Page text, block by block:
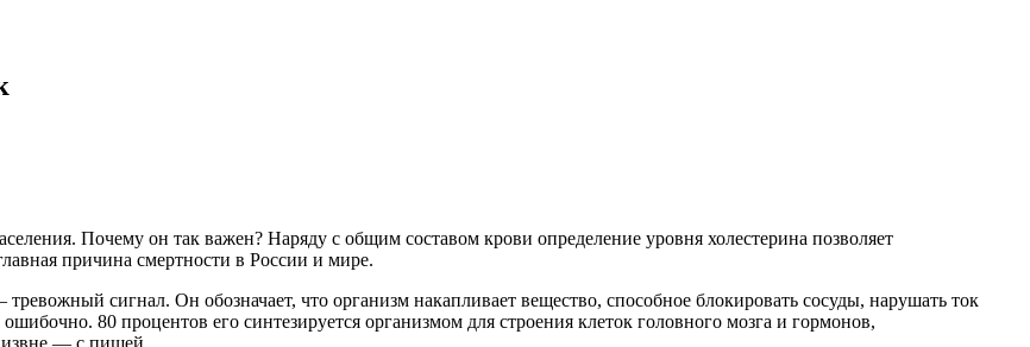
Почему он так важен? Наряду с общим составом крови определение уровня холестерина позволяет
причина смертности в России и мире.
сигнал. Он обозначает, что организм накапливает вещество, способное блокировать сосуды, нарушать ток
80 процентов его синтезируется организмом для строения клеток головного мозга и гормонов,
извне — с пищей.